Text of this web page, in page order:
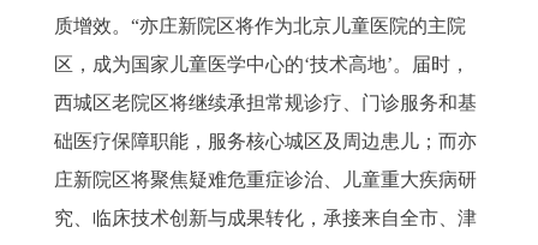
质增效。“亦庄新院区将作为北京儿童医院的主院
区，成为国家儿童医学中心的‘技术高地’。届时，
西城区老院区将继续承担常规诊疗、门诊服务和基
础医疗保障职能，服务核心城区及周边患儿；而亦
庄新院区将聚焦疑难危重症诊治、儿童重大疾病研
究、临床技术创新与成果转化，承接来自全市、津